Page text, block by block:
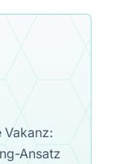
Vakanz:
Ansatz